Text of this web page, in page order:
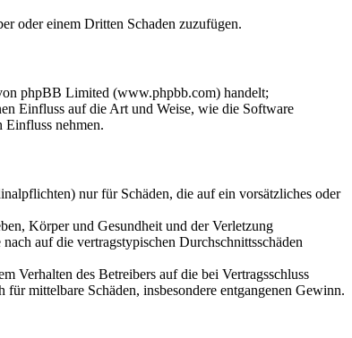
oder einem Dritten Schaden zuzufügen.
phpBB Limited (www.phpbb.com) handelt;
Einfluss auf die Art und Weise, wie die Software
Einfluss nehmen.
nur für Schäden, die auf ein vorsätzliches oder
Körper und Gesundheit und der Verletzung
auf die vertragstypischen Durchschnittsschäden
Verhalten des Betreibers auf die bei Vertragsschluss
mittelbare Schäden, insbesondere entgangenen Gewinn.